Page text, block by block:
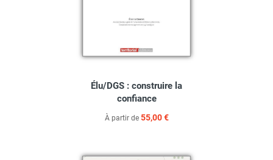
Élu/DGS : construire la
confiance
À partir de 55,00 €